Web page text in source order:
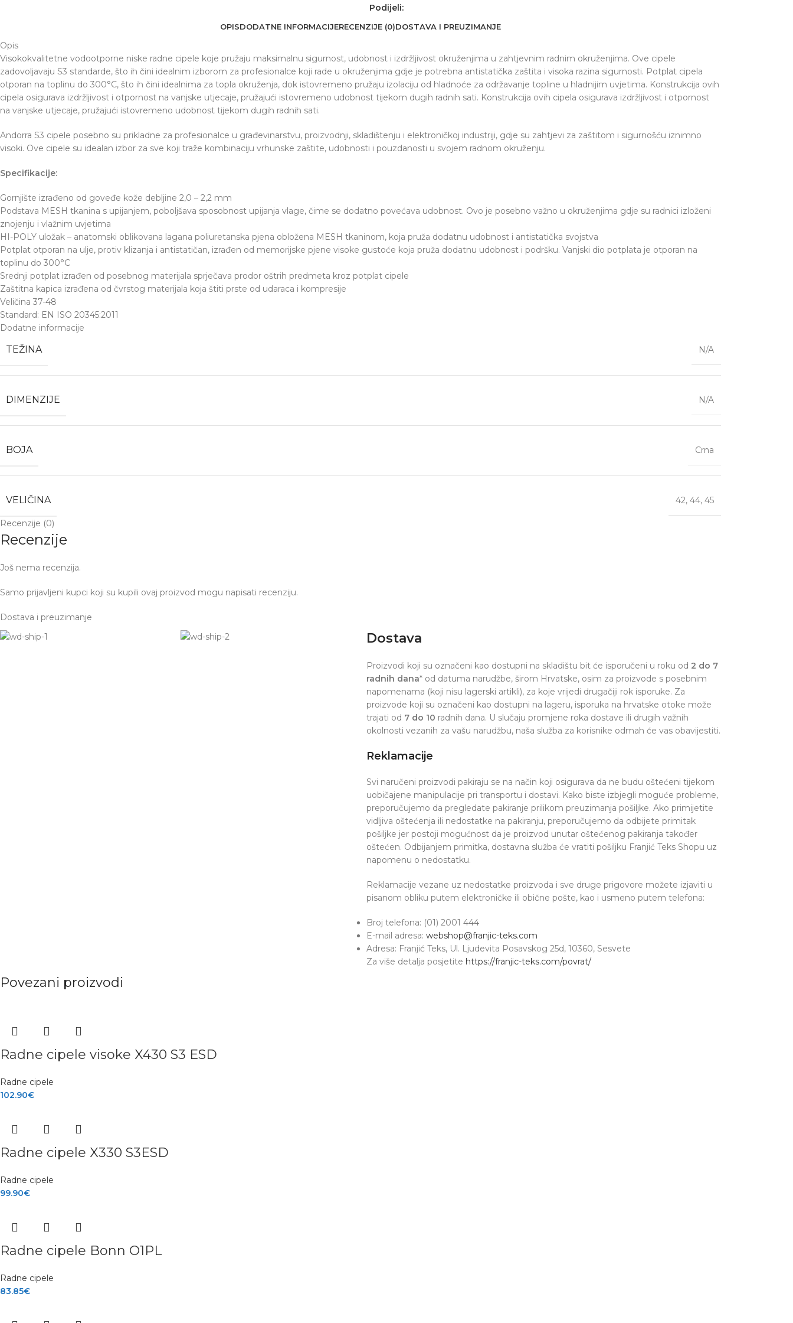
Podijeli:
OPISDODATNE INFORMACIJERECENZIJE (0)DOSTAVA I PREUZIMANJE
Opis
Visokokvalitetne vodootporne niske radne cipele koje pružaju maksimalnu sigurnost, udobnost i izdržljivost okruženjima u zahtjevnim radnim okruženjima. Ove cipele
zadovoljavaju S3 standarde, što ih čini idealnim izborom za profesionalce koji rade u okruženjima gdje je potrebna antistatička zaštita i visoka razina sigurnosti. Potplat cipela
otporan na toplinu do 300°C, što ih čini idealnima za topla okruženja, dok istovremeno pružaju izolaciju od hladnoće za održavanje topline u hladnijim uvjetima. Konstrukcija ovih
cipela osigurava izdržljivost i otpornost na vanjske utjecaje, pružajući istovremeno udobnost tijekom dugih radnih sati. Konstrukcija ovih cipela osigurava izdržljivost i otpornost
na vanjske utjecaje, pružajući istovremeno udobnost tijekom dugih radnih sati.
Andorra S3 cipele posebno su prikladne za profesionalce u građevinarstvu, proizvodnji, skladištenju i elektroničkoj industriji, gdje su zahtjevi za zaštitom i sigurnošću iznimno
visoki. Ove cipele su idealan izbor za sve koji traže kombinaciju vrhunske zaštite, udobnosti i pouzdanosti u svojem radnom okruženju.
Specifikacije:
Gornjište izrađeno od goveđe kože debljine 2,0 – 2,2 mm
Podstava MESH tkanina s upijanjem, poboljšava sposobnost upijanja vlage, čime se dodatno povećava udobnost. Ovo je posebno važno u okruženjima gdje su radnici izloženi
znojenju i vlažnim uvjetima
HI-POLY uložak – anatomski oblikovana lagana poliuretanska pjena obložena MESH tkaninom, koja pruža dodatnu udobnost i antistatička svojstva
Potplat otporan na ulje, protiv klizanja i antistatičan, izrađen od memorijske pjene visoke gustoće koja pruža dodatnu udobnost i podršku. Vanjski dio potplata je otporan na
toplinu do 300°C
Srednji potplat izrađen od posebnog materijala sprječava prodor oštrih predmeta kroz potplat cipele
Zaštitna kapica izrađena od čvrstog materijala koja štiti prste od udaraca i kompresije
Veličina 37-48
Standard: EN ISO 20345:2011
Dodatne informacije
TEŽINA N/A
DIMENZIJE N/A
BOJA Crna
VELIČINA 42, 44, 45
Recenzije (0)
Recenzije
Još nema recenzija.
Samo prijavljeni kupci koji su kupili ovaj proizvod mogu napisati recenziju.
Dostava i preuzimanje
Dostava
Proizvodi koji su označeni kao dostupni na skladištu bit će isporučeni u roku od 2 do 7
radnih dana* od datuma narudžbe, širom Hrvatske, osim za proizvode s posebnim
napomenama (koji nisu lagerski artikli), za koje vrijedi drugačiji rok isporuke. Za
proizvode koji su označeni kao dostupni na lageru, isporuka na hrvatske otoke može
trajati od 7 do 10 radnih dana. U slučaju promjene roka dostave ili drugih važnih
okolnosti vezanih za vašu narudžbu, naša služba za korisnike odmah će vas obavijestiti.
Reklamacije
Svi naručeni proizvodi pakiraju se na način koji osigurava da ne budu oštećeni tijekom
uobičajene manipulacije pri transportu i dostavi. Kako biste izbjegli moguće probleme,
preporučujemo da pregledate pakiranje prilikom preuzimanja pošiljke. Ako primijetite
vidljiva oštećenja ili nedostatke na pakiranju, preporučujemo da odbijete primitak
pošiljke jer postoji mogućnost da je proizvod unutar oštećenog pakiranja također
oštećen. Odbijanjem primitka, dostavna služba će vratiti pošiljku Franjić Teks Shopu uz
napomenu o nedostatku.
Reklamacije vezane uz nedostatke proizvoda i sve druge prigovore možete izjaviti u
pisanom obliku putem elektroničke ili obične pošte, kao i usmeno putem telefona:
Broj telefona: (01) 2001 444
E-mail adresa: webshop@franjic-teks.com
Adresa: Franjić Teks, Ul. Ljudevita Posavskog 25d, 10360, Sesvete
Za više detalja posjetite https://franjic-teks.com/povrat/
Povezani proizvodi
Radne cipele visoke X430 S3 ESD
Radne cipele
102.90€
Radne cipele X330 S3ESD
Radne cipele
99.90€
Radne cipele Bonn O1PL
Radne cipele
83.85€